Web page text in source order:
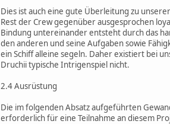
Dies ist auch eine gute Überleitung zu
Rest der Crew gegenüber ausgesprochen
Bindung untereinander entsteht durch das
den anderen und seine Aufgaben sowie
ein Schiff alleine segeln. Daher existiert bei
Druchii typische Intrigenspiel nicht.
2.4 Ausrüstung
Die im folgenden Absatz aufgeführten
erforderlich für eine Teilnahme an diesem